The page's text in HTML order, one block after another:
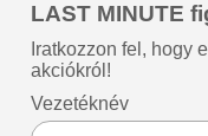
LAST MINUTE
Iratkozzon fel, hogy
akciókról!
Vezetéknév